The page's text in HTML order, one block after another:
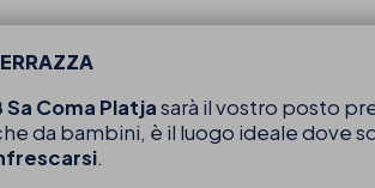
Sa Coma Platjasarà il vostro posto
da bambini, è il luogo ideale dove
.